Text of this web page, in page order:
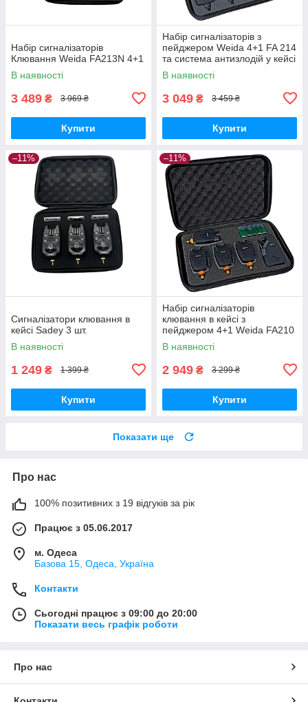
Набір сигналізаторів
Клювання Weida FA213N 4+1
В наявності
3 489 ₴ 3 969 ₴
Купити
Набір сигналізаторів з
пейджером Weida 4+1 FA 214
та система антизлодій у кейсі
В наявності
3 049 ₴ 3 459 ₴
Купити
–11%
Сигналізатори клювання в
кейсі Sadey 3 шт.
В наявності
1 249 ₴ 1 399 ₴
Купити
–11%
Набір сигналізаторів
клювання в кейсі з
пейджером 4+1 Weida FA210
В наявності
2 949 ₴ 3 299 ₴
Купити
Показати ще
Про нас
100% позитивних з 19 відгуків за рік
Працює з 05.06.2017
м. Одеса
Базова 15, Одеса, Україна
Контакти
Сьогодні працює з 09:00 до 20:00
Показати весь графік роботи
Про нас